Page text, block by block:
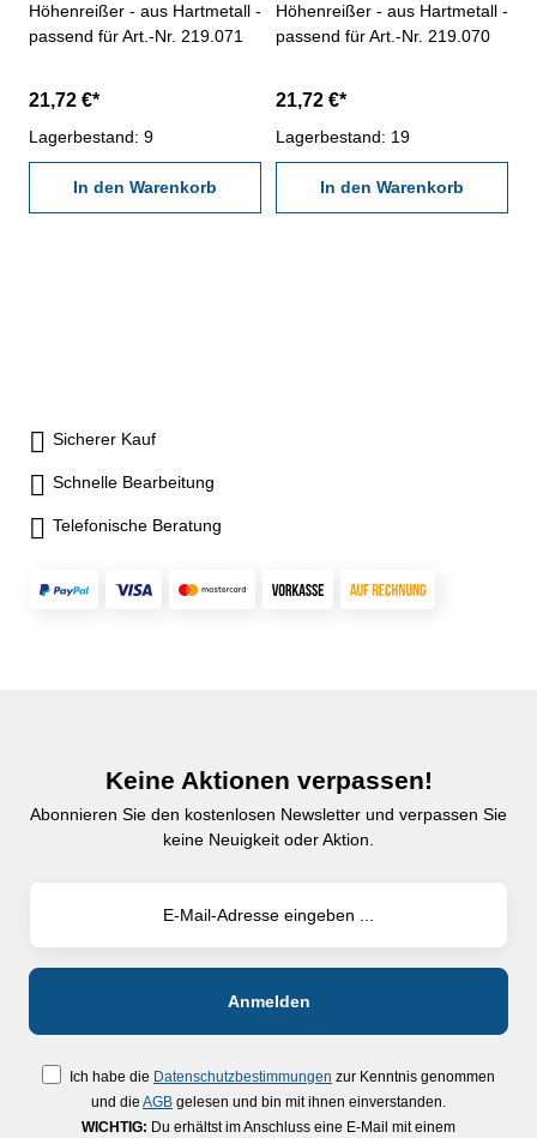
Höhenreißer - aus Hartmetall -
passend für Art.-Nr. 219.071
21,72 €*
Lagerbestand: 9
In den Warenkorb
Höhenreißer - aus Hartmetall -
passend für Art.-Nr. 219.070
21,72 €*
Lagerbestand: 19
In den Warenkorb
Sicherer Kauf
Schnelle Bearbeitung
Telefonische Beratung
Keine Aktionen verpassen!
Abonnieren Sie den kostenlosen Newsletter und verpassen Sie
keine Neuigkeit oder Aktion.
Ich habe die Datenschutzbestimmungen zur Kenntnis genommen
und die AGB gelesen und bin mit ihnen einverstanden.
WICHTIG: Du erhältst im Anschluss eine E-Mail mit einem